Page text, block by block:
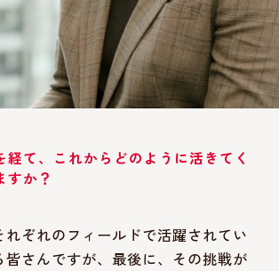
経て、これからどのように活きてく
すか？
れぞれのフィールドで活躍されてい
皆さんですが、最後に、その挑戦が